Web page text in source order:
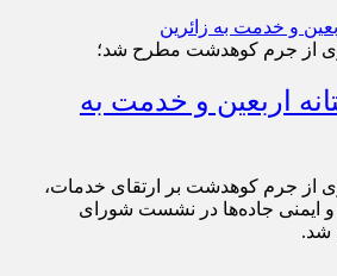
از جرم کوهدشت مطرح شد؛
اربعین و خدمت‌ به
از جرم کوهدشت بر ارتقای خدمات،
ایمنی جاده‌ها در نشست شورای
شد.